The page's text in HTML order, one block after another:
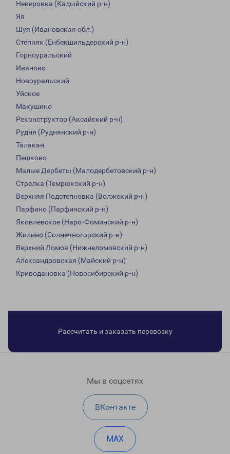
Неверовка (Кадыйский р-н)
Яя
Шуя (Ивановская обл.)
Степняк (Енбекшильдерский р-н)
Горноуральский
Иваново
Новоуральский
Уйское
Макушино
Реконструктор (Аксайский р-н)
Рудня (Руднянский р-н)
Талакан
Пешково
Малые Дербеты (Малодербетовский р-н)
Стрелка (Темрюкский р-н)
Верхняя Подстепновка (Волжский р-н)
Парфино (Парфинский р-н)
Яковлевское (Наро-Фоминский р-н)
Жилино (Солнечногорский р-н)
Верхний Ломов (Нижнеломовский р-н)
Александровская (Майский р-н)
Криводановка (Новосибирский р-н)
Рассчитать и заказать перевозку
Мы в соцсетях
ВКонтакте
MAX